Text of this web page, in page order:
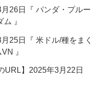
月26日『 パンダ・プルー
』
月25日『 米ドル/種をまく
』
URL】2025年3月22日